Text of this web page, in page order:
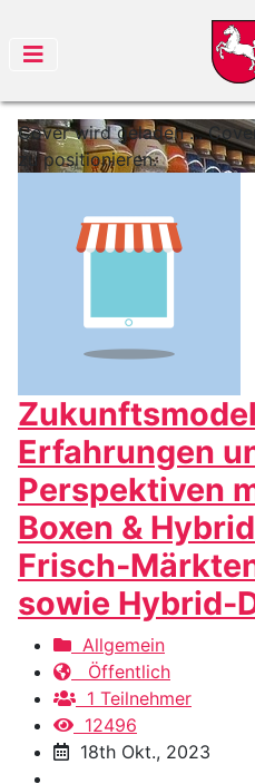
Cover wird geladen ...
zu positionieren.
Erfahrungen
Perspektiven
Boxen &
Frisch-
sowie Hybrid-
Allgemein
Öffentlich
1 Teilnehmer
12496
18th Okt., 2023